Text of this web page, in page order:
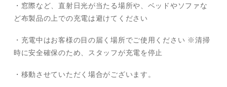
・窓際など、直射日光が当たる場所や、ベッドやソファな
ど布製品の上での充電は避けてください
・充電中はお客様の目の届く場所でご使用ください ※清掃
時に安全確保のため、スタッフが充電を停止
・移動させていただく場合がございます。